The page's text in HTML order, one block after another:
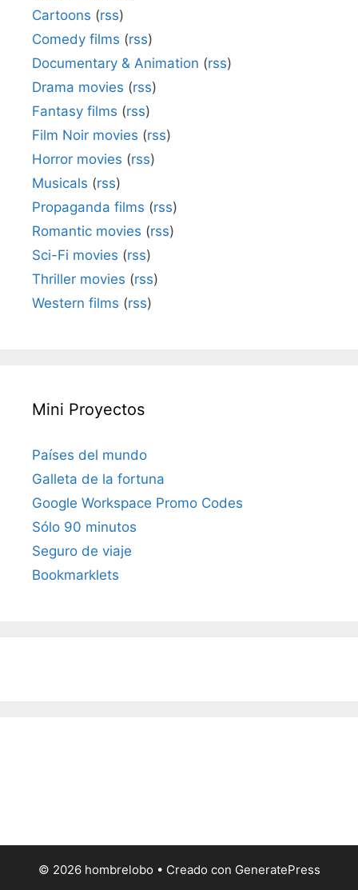
Cartoons (rss)
Comedy films (rss)
Documentary & Animation (rss)
Drama movies (rss)
Fantasy films (rss)
Film Noir movies (rss)
Horror movies (rss)
Musicals (rss)
Propaganda films (rss)
Romantic movies (rss)
Sci-Fi movies (rss)
Thriller movies (rss)
Western films (rss)
Mini Proyectos
Países del mundo
Galleta de la fortuna
Google Workspace Promo Codes
Sólo 90 minutos
Seguro de viaje
Bookmarklets
© 2026 hombrelobo • Creado con GeneratePress